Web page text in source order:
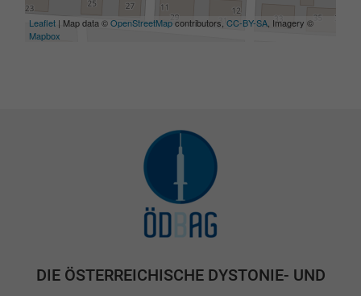
Leaflet | Map data ©OpenStreetMapcontributors,CC-BY-SA , Imagery ©
Mapbox
DIE ÖSTERREICHISCHE DYSTONIE- UND